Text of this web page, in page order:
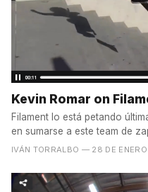
Kevin Romar on
Filament lo está petando
en sumarse a este team de
IVÁN TORRALBO — 28 DE